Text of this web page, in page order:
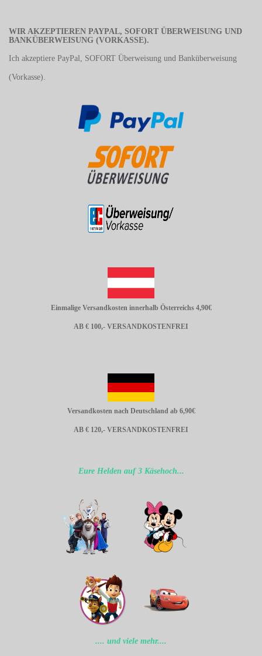
WIR AKZEPTIEREN PAYPAL, SOFORT ÜBERWEISUNG UND
BANKÜBERWEISUNG (VORKASSE).
Ich akzeptiere PayPal, SOFORT Überweisung und Banküberweisung
(Vorkasse).
Einmalige Versandkosten innerhalb Österreichs 4,90€
AB € 100,- VERSANDKOSTENFREI
Versandkosten nach Deutschland ab 6,90€
AB € 120,- VERSANDKOSTENFREI
Eure Helden auf 3 Käsehoch...
.... und viele mehr....